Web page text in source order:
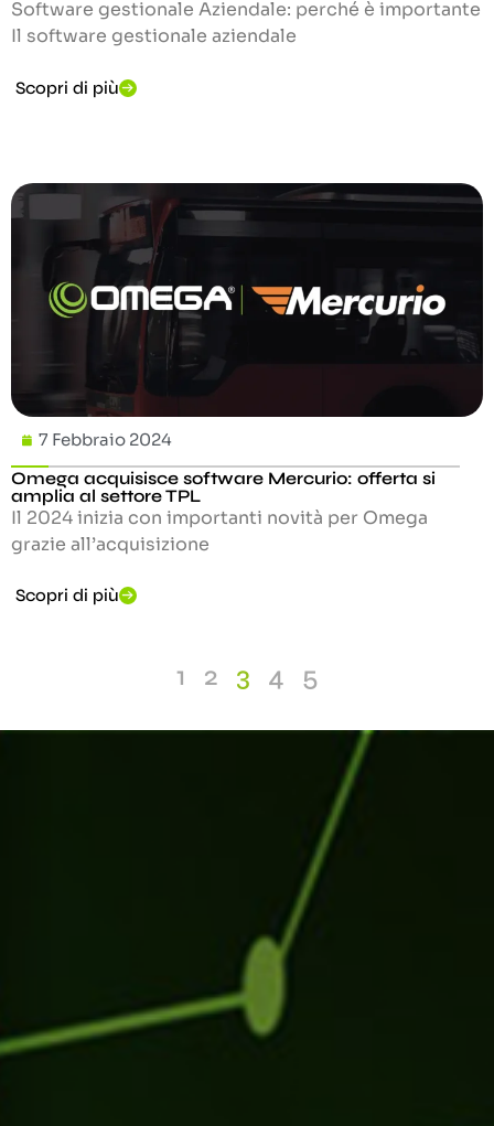
Software gestionale Aziendale: perché è importante
Il software gestionale aziendale
Scopri di più
7 Febbraio 2024
Omega acquisisce software Mercurio: offerta si
amplia al settore TPL
Il 2024 inizia con importanti novità per Omega
grazie all’acquisizione
Scopri di più
1 2 3 4 5